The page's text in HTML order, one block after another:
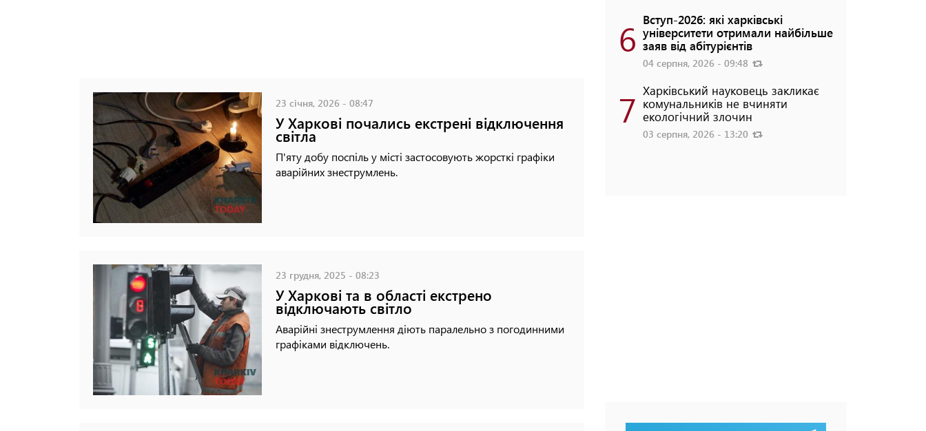
23 січня, 2026 - 08:47
У Харкові почались екстрені відключення
світла
П'яту добу поспіль у місті застосовують жорсткі графіки
аварійних знеструмлень.
23 грудня, 2025 - 08:23
У Харкові та в області екстрено
відключають світло
Аварійні знеструмлення діють паралельно з погодинними
графіками відключень.
6 Вступ-2026: які харківські
університети отримали найбільше
заяв від абітурієнтів
04 серпня, 2026 - 09:48
7 Харківський науковець закликає
комунальників не вчиняти
екологічний злочин
03 серпня, 2026 - 13:20